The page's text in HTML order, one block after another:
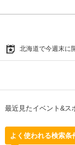
北海道で今週末に
最近見たイベント&ス
よく使われる検索条